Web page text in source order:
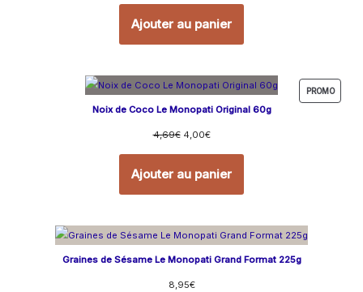
Ajouter au panier
PROMO
Noix de Coco Le Monopati Original 60g
4,69€ 4,00€
Ajouter au panier
Graines de Sésame Le Monopati Grand Format 225g
8,95€